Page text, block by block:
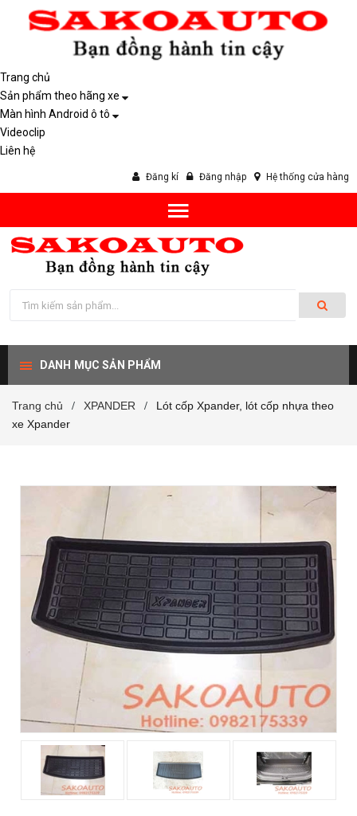
Trang chủ
Sản phẩm theo hãng xe
Màn hình Android ô tô
Videoclip
Liên hệ
Đăng kí Đăng nhập Hệ thống cửa hàng
DANH MỤC SẢN PHẨM
Trang chủ / XPANDER /
Lót cốp Xpander, lót cốp nhựa theo
xe Xpander